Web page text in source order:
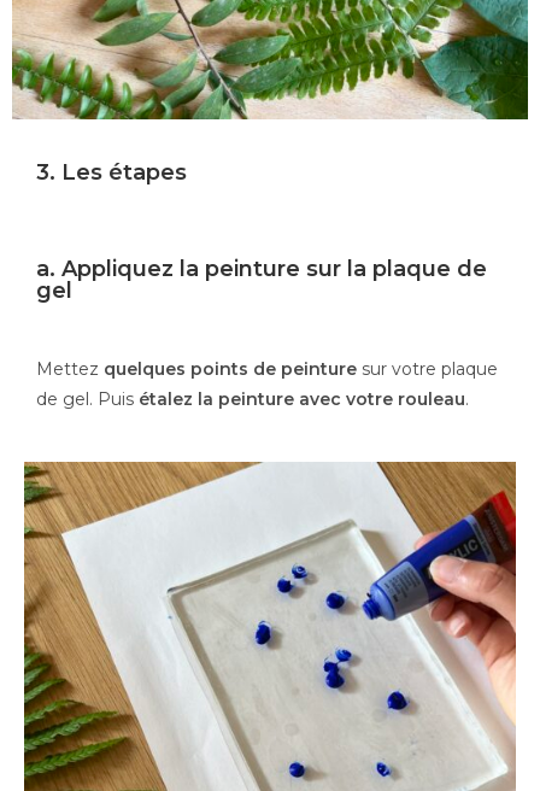
3. Les étapes
a. Appliquez la peinture sur la plaque de
gel
Mettez quelques points de peinture sur votre plaque
de gel. Puis étalez la peinture avec votre rouleau.